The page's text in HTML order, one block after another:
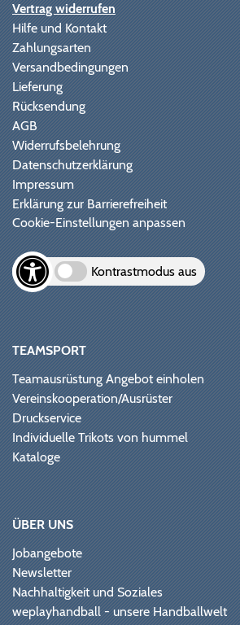
Vertrag widerrufen
Hilfe und Kontakt
Zahlungsarten
Versandbedingungen
Lieferung
Rücksendung
AGB
Widerrufsbelehrung
Datenschutzerklärung
Impressum
Erklärung zur Barrierefreiheit
Cookie-Einstellungen anpassen
Kontrastmodus aus
TEAMSPORT
Teamausrüstung Angebot einholen
Vereinskooperation/Ausrüster
Druckservice
Individuelle Trikots von hummel
Kataloge
ÜBER UNS
Jobangebote
Newsletter
Nachhaltigkeit und Soziales
weplayhandball - unsere Handballwelt